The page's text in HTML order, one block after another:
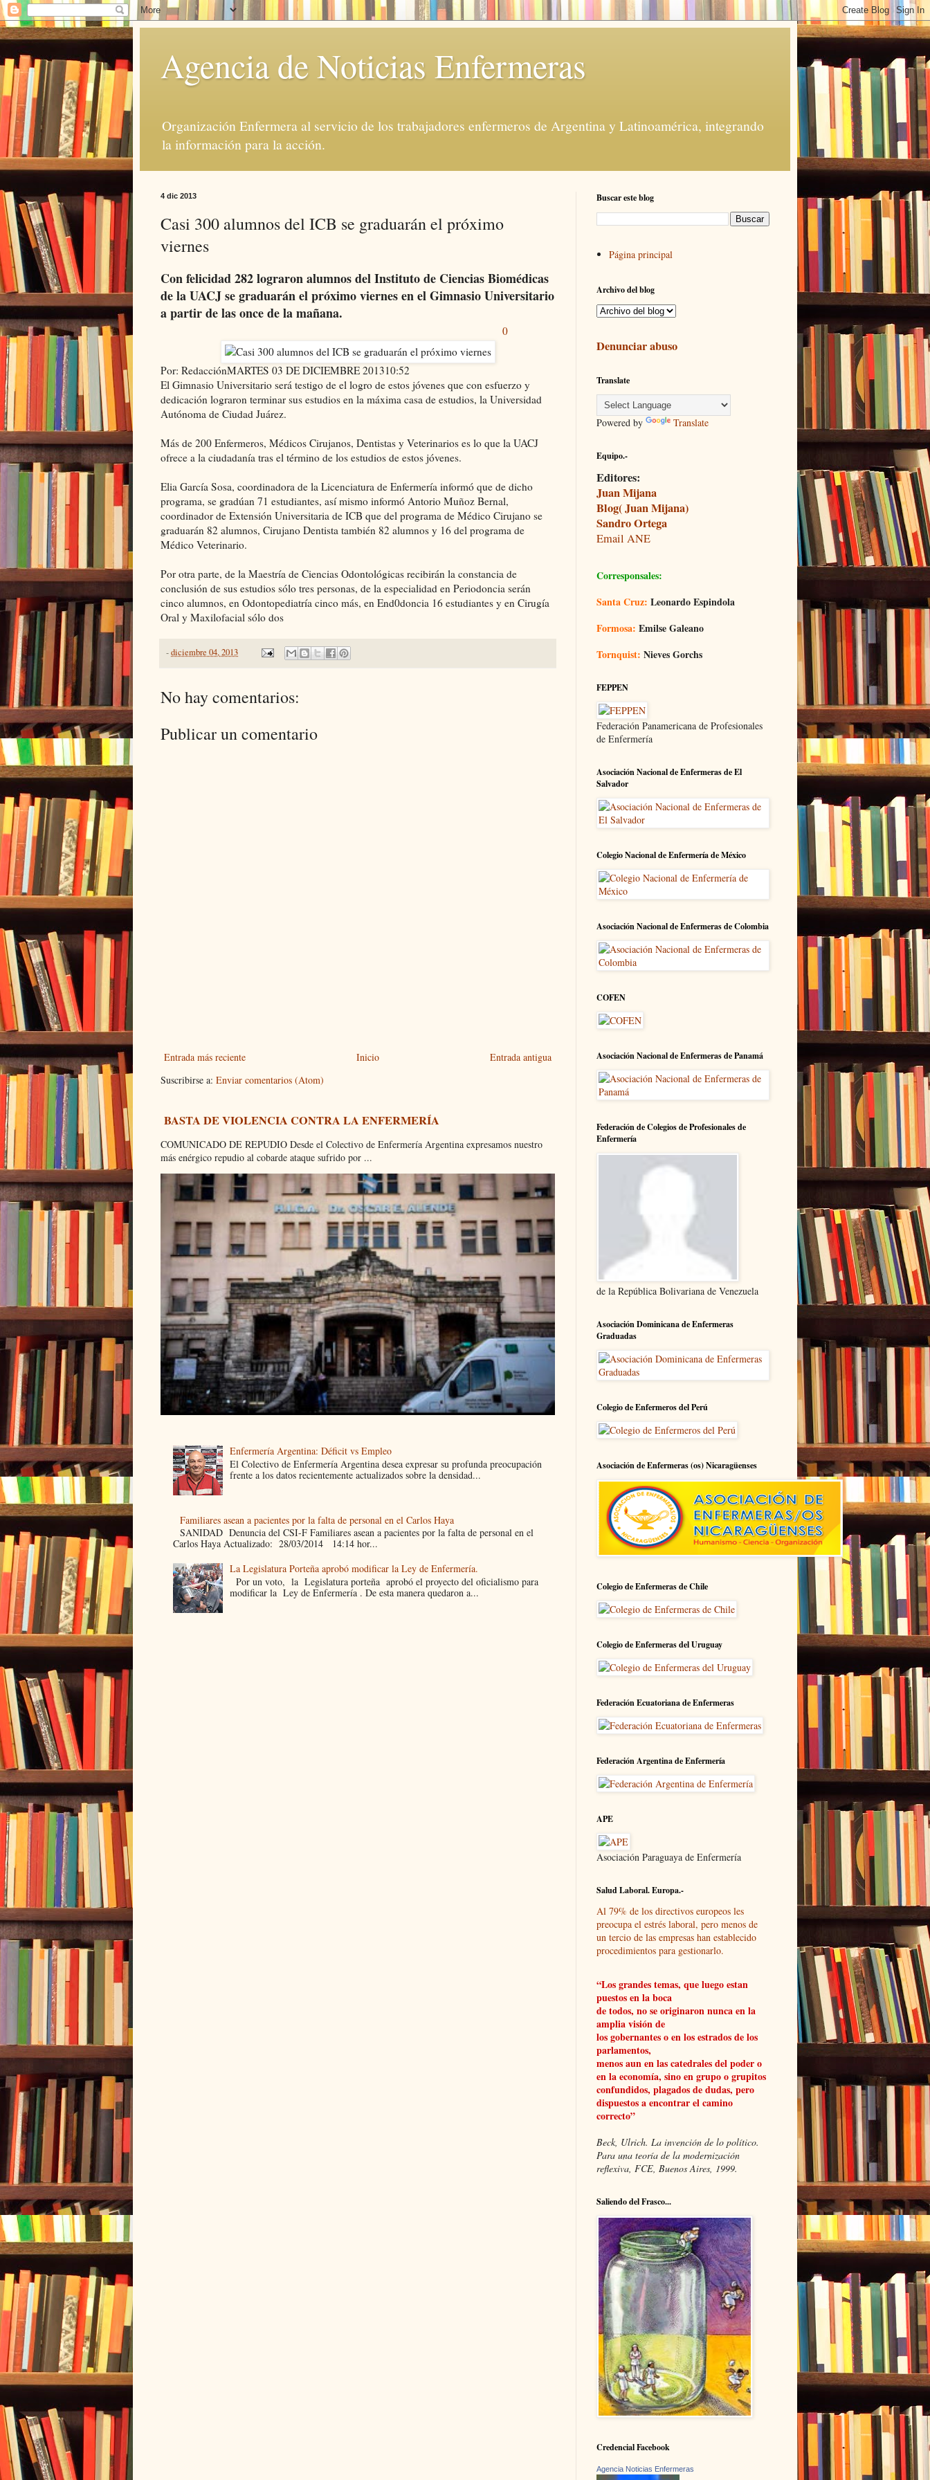
Agencia de Noticias Enfermeras
Organización Enfermera al servicio de los trabajadores enfermeros de Argentina y Latinoamérica, integrando
la información para la acción.
4 dic 2013
Casi 300 alumnos del ICB se graduarán el próximo
viernes
Con felicidad 282 lograron alumnos del Instituto de Ciencias Biomédicas
de la UACJ se graduarán el próximo viernes en el Gimnasio Universitario
a partir de las once de la mañana.
0
Por: RedacciónMARTES 03 DE DICIEMBRE 201310:52
El Gimnasio Universitario será testigo de el logro de estos jóvenes que con esfuerzo y
dedicación lograron terminar sus estudios en la máxima casa de estudios, la Universidad
Autónoma de Ciudad Juárez.
Más de 200 Enfermeros, Médicos Cirujanos, Dentistas y Veterinarios es lo que la UACJ
ofrece a la ciudadanía tras el término de los estudios de estos jóvenes.
Elia García Sosa, coordinadora de la Licenciatura de Enfermería informó que de dicho
programa, se gradúan 71 estudiantes, así mismo informó Antorio Muñoz Bernal,
coordinador de Extensión Universitaria de ICB que del programa de Médico Cirujano se
graduarán 82 alumnos, Cirujano Dentista también 82 alumnos y 16 del programa de
Médico Veterinario.
Por otra parte, de la Maestría de Ciencias Odontológicas recibirán la constancia de
conclusión de sus estudios sólo tres personas, de la especialidad en Periodoncia serán
cinco alumnos, en Odontopediatría cinco más, en End0doncia 16 estudiantes y en Cirugía
Oral y Maxilofacial sólo dos
-diciembre 04, 2013
No hay comentarios:
Publicar un comentario
Entrada más reciente Entrada antigua
Inicio
Suscribirse a: Enviar comentarios (Atom)
BASTA DE VIOLENCIA CONTRA LA ENFERMERÍA
COMUNICADO DE REPUDIO Desde el Colectivo de Enfermería Argentina expresamos nuestro
más enérgico repudio al cobarde ataque sufrido por ...
Enfermería Argentina: Déficit vs Empleo
El Colectivo de Enfermería Argentina desea expresar su profunda preocupación
frente a los datos recientemente actualizados sobre la densidad...
Familiares asean a pacientes por la falta de personal en el Carlos Haya
SANIDAD Denuncia del CSI-F Familiares asean a pacientes por la falta de personal en el
Carlos Haya Actualizado: 28/03/2014 14:14 hor...
La Legislatura Porteña aprobó modificar la Ley de Enfermería.
Por un voto, la Legislatura porteña aprobó el proyecto del oficialismo para
modificar la Ley de Enfermería . De esta manera quedaron a...
Buscar este blog
Página principal
Archivo del blog
Denunciar abuso
Translate
Powered by Translate
Equipo.-
Editores:
Juan Mijana
Blog( Juan Mijana)
Sandro Ortega
Email ANE
Corresponsales:
Santa Cruz: Leonardo Espindola
Formosa: Emilse Galeano
Tornquist: Nieves Gorchs
FEPPEN
Federación Panamericana de Profesionales
de Enfermería
Asociación Nacional de Enfermeras de El
Salvador
Colegio Nacional de Enfermería de México
Asociación Nacional de Enfermeras de Colombia
COFEN
Asociación Nacional de Enfermeras de Panamá
Federación de Colegios de Profesionales de
Enfermería
de la República Bolivariana de Venezuela
Asociación Dominicana de Enfermeras
Graduadas
Colegio de Enfermeros del Perú
Asociación de Enfermeras (os) Nicaragüenses
Colegio de Enfermeras de Chile
Colegio de Enfermeras del Uruguay
Federación Ecuatoriana de Enfermeras
Federación Argentina de Enfermería
APE
Asociación Paraguaya de Enfermería
Salud Laboral. Europa.-
Al 79% de los directivos europeos les
preocupa el estrés laboral, pero menos de
un tercio de las empresas han establecido
procedimientos para gestionarlo.
“Los grandes temas, que luego estan
puestos en la boca
de todos, no se originaron nunca en la
amplia visión de
los gobernantes o en los estrados de los
parlamentos,
menos aun en las catedrales del poder o
en la economía, sino en grupo o grupitos
confundidos, plagados de dudas, pero
dispuestos a encontrar el camino
correcto”
Beck, Ulrich. La invención de lo político.
Para una teoría de la modernización
reflexiva, FCE, Buenos Aires, 1999.
Saliendo del Frasco...
Credencial Facebook
Agencia Noticias Enfermeras